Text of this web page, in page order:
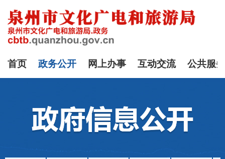
首页 政务公开 网上办事 互动交流 公共服